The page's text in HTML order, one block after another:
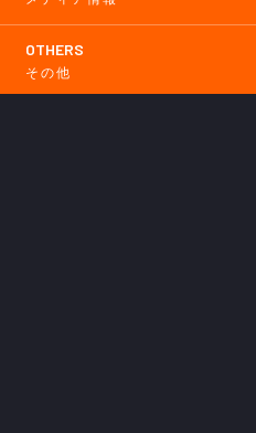
OTHERS
その他